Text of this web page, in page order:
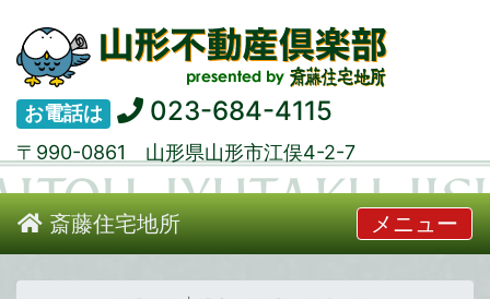
お電話は 023-684-4115
〒990-0861 山形県山形市江俣4-2-7
斎藤住宅地所 メニュー